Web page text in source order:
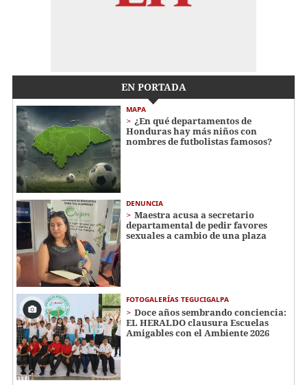
EN PORTADA
MAPA
¿En qué departamentos de
Honduras hay más niños con
nombres de futbolistas famosos?
DENUNCIA
Maestra acusa a secretario
departamental de pedir favores
sexuales a cambio de una plaza
FOTOGALERÍAS TEGUCIGALPA
Doce años sembrando conciencia:
EL HERALDO clausura Escuelas
Amigables con el Ambiente 2026